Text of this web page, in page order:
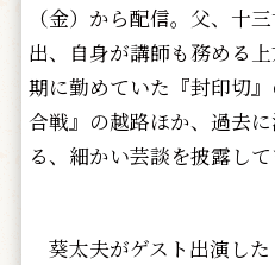
（金）から配信。父、十
出、自身が講師も務める
期に勤めていた『封印切
合戦』の越路ほか、過去
る、細かい芸談を披露して
葵太夫がゲスト出演し